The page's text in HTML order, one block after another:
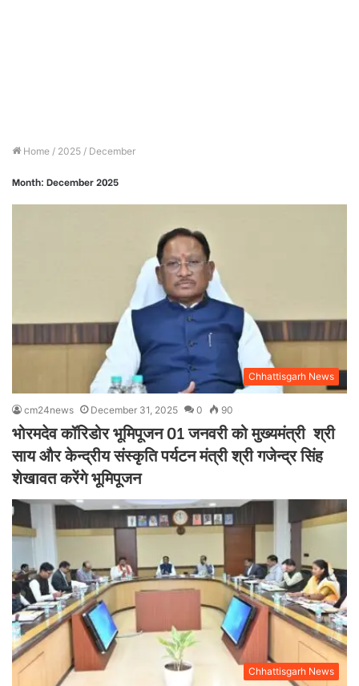
Home / 2025 / December
Month: December 2025
Chhattisgarh News
cm24news December 31, 2025 0 90
भोरमदेव कॉरिडोर भूमिपूजन 01 जनवरी को मुख्यमंत्री श्री
साय और केन्द्रीय संस्कृति पर्यटन मंत्री श्री गजेन्द्र सिंह
शेखावत करेंगे भूमिपूजन
Chhattisgarh News